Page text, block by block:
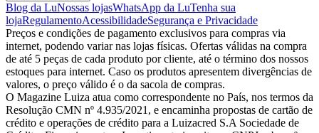
Blog da LuNossas lojasWhatsApp da LuTenha sua
lojaRegulamentoAcessibilidadeSegurança e Privacidade
Preços e condições de pagamento exclusivos para compras via
internet, podendo variar nas lojas físicas. Ofertas válidas na compra
de até 5 peças de cada produto por cliente, até o término dos nossos
estoques para internet. Caso os produtos apresentem divergências de
valores, o preço válido é o da sacola de compras.
O Magazine Luiza atua como correspondente no País, nos termos da
Resolução CMN nº 4.935/2021, e encaminha propostas de cartão de
crédito e operações de crédito para a Luizacred S.A Sociedade de